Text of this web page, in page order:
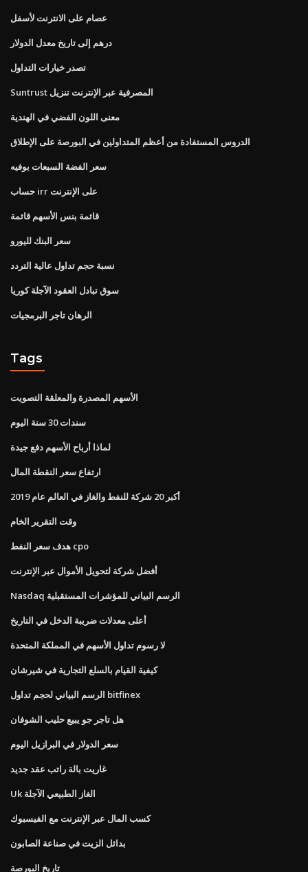
عصام على الانترنت لأسفل
درهم إلى تاريخ معدل الدولار
تصدر خيارات التداول
Suntrust المصرفية عبر الإنترنت تنزيل
معنى اللون الفضي في الهندية
الدروس المستفادة من أعظم المتداولين في البورصة على الإطلاق
سعر الفضة السبعات بوفيه
حساب irr على الإنترنت
قائمة بنس الأسهم قائمة
سعر البنك لليورو
نسبة حجم تداول عالية التردد
سوق تبادل العقود الآجلة كوريا
الرهان تاجر البرمجيات
Tags
الأسهم المصدرة والمعلقة التصويت
سندات 30 سنة اليوم
لماذا أرباح الأسهم دفع جيدة
ارتفاع سعر النقطة المال
أكبر 20 شركة للنفط والغاز في العالم عام 2019
وقت التقرير الخام
هدف سعر النفط cpo
أفضل شركة لتحويل الأموال عبر الإنترنت
Nasdaq الرسم البياني للمؤشرات المستقبلية
أعلى معدلات ضريبة الدخل في التاريخ
لا رسوم تداول الأسهم في المملكة المتحدة
كيفية القيام بالسلع التجارية في شيرشان
الرسم البياني لحجم تداول bitfinex
هل تاجر جو يبيع حليب الشوفان
سعر الدولار في البرازيل اليوم
غاريت بالة راتب عقد جديد
Uk الغاز الطبيعي الآجلة
كسب المال عبر الإنترنت مع الفيسبوك
بدائل الزيت في صناعة الصابون
تاريخ البورصة